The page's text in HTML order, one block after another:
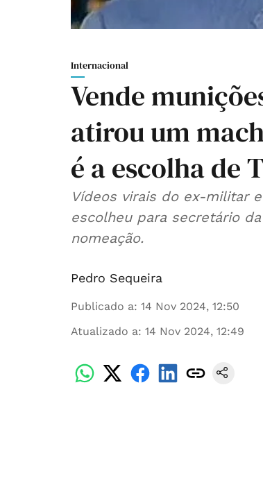
Internacional
Vende
atirou um
é a escolha de
Vídeos virais do ex-militar
escolheu para secretário
nomeação.
Pedro Sequeira
Publicado a: 14 Nov 2024, 12:50
Atualizado a: 14 Nov 2024, 12:49